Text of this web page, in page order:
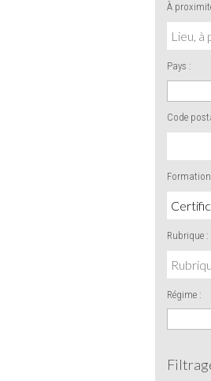
À
Pays :
Code
Rubrique :
Régime :